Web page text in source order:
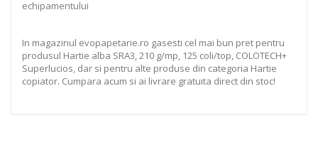
echipamentului
In magazinul evopapetarie.ro gasesti cel mai bun pret pentru
produsul Hartie alba SRA3, 210 g/mp, 125 coli/top, COLOTECH+
Superlucios, dar si pentru alte produse din categoria Hartie
copiator. Cumpara acum si ai livrare gratuita direct din stoc!